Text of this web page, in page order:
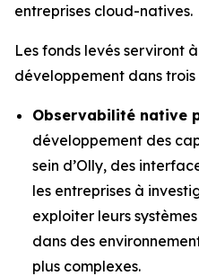
entreprises cloud-natives.
Les fonds levés serviront
développement dans
Observabilité native
développement des
sein d’Olly, des
les entreprises à
exploiter leurs
dans des
plus complexes.